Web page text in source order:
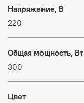
Напряжение, В
220
Общая мощность, Вт
300
Цвет